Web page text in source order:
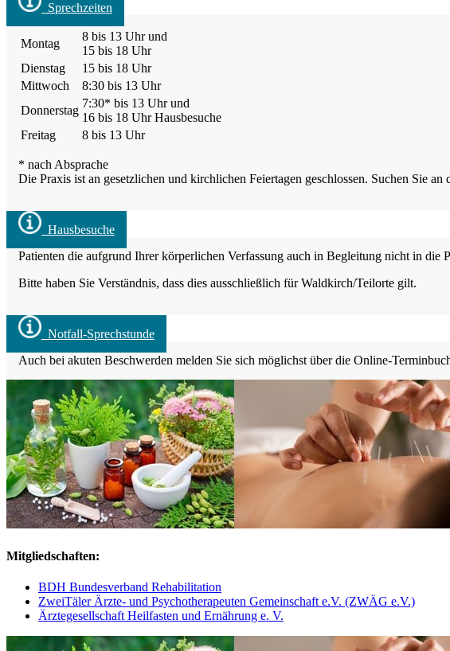
Sprechzeiten
Montag
8 bis 13 Uhr und
15 bis 18 Uhr
Dienstag
15 bis 18 Uhr
Mittwoch
8:30 bis 13 Uhr
Donnerstag
7:30* bis 13 Uhr und
16 bis 18 Uhr Hausbesuche
Freitag
8 bis 13 Uhr
* nach Absprache
Die Praxis ist an gesetzlichen und kirchlichen Feiertagen geschlossen. Suchen Sie an
Hausbesuche
Patienten die aufgrund Ihrer körperlichen Verfassung auch in Begleitung nicht in
Bitte haben Sie Verständnis, dass dies ausschließl­ich für Waldkirch/­Teilorte gilt.
Notfall-Sprechstunde
Auch bei akuten Beschwerden melden Sie sich möglichst über die Online-
Mitgliedschaften:
BDH Bundesverband Rehabilitation
ZweiTäler Ärzte- und Psychotherapeuten Gemeinschaft e.V. (ZWÄG e.V.)
Ärztegesellschaft Heilfasten und Ernährung e. V.